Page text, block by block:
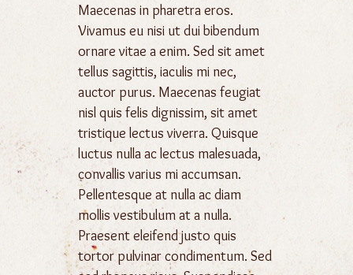
Maecenas in pharetra eros.
Vivamus eu nisi ut dui bibendum
ornare vitae a enim. Sed sit amet
tellus sagittis, iaculis mi nec,
auctor purus. Maecenas feugiat
nisl quis felis dignissim, sit amet
tristique lectus viverra. Quisque
luctus nulla ac lectus malesuada,
convallis varius mi accumsan.
Pellentesque at nulla ac diam
mollis vestibulum at a nulla.
Praesent eleifend justo quis
tortor pulvinar condimentum. Sed